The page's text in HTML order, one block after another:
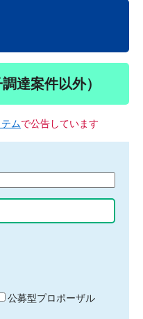
達案件以外）
ムで公告しています
公募型プロポーザル